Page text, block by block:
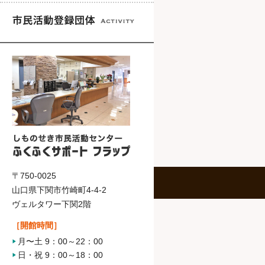
〒750-0025
山口県下関市竹崎町4-4-2
ヴェルタワー下関2階
［開館時間］
月〜土 9：00～22：00
日・祝 9：00～18：00